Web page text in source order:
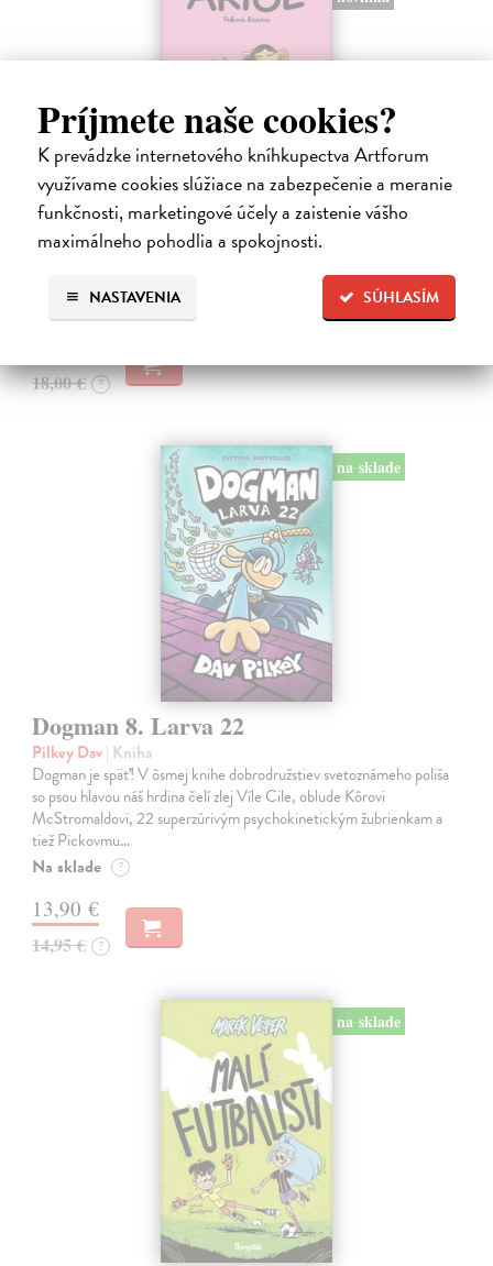
Príjmete naše cookies?
K prevádzke internetového kníhkupectva Artforum
využívame cookies slúžiace na zabezpečenie a meranie
funkčnosti, marketingové účely a zaistenie vášho
maximálneho pohodlia a spokojnosti.
SÚHLASÍM
NASTAVENIA
Ariol 4
Guibert Emmanuel| Kniha
PEŤULA je krásna a ako pekne vonia! Ariol sedí v triede rovno za ňou
a vo svojich myšlienkach ju zasýpa komplimentami. Dokonca si
Na sklade ?
18,00 € ?
na sklade
Dogman 8. Larva 22
Pilkey Dav| Kniha
Dogman je späť! V ôsmej knihe dobrodružstiev svetoznámeho poliša
so psou hlavou náš hrdina čelí zlej Víle Cile, oblude Kôrovi
McStromaldovi, 22 superzúrivým psychokinetickým žubrienkam a
tiež Pickovmu…
Na sklade ?
13,90 €
14,95 € ?
na sklade